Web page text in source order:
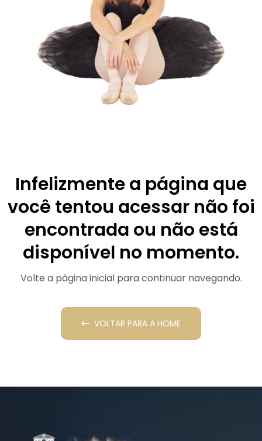
Infelizmente a página que
você tentou acessar não foi
encontrada ou não está
disponível no momento.
Volte a página inicial para continuar navegando.
VOLTAR PARA A HOME